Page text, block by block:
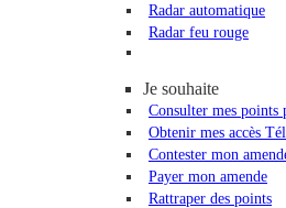
Radar automatique
Radar feu rouge
Je souhaite
Consulter mes points
Obtenir mes accès
Contester mon
Payer mon amende
Rattraper des points